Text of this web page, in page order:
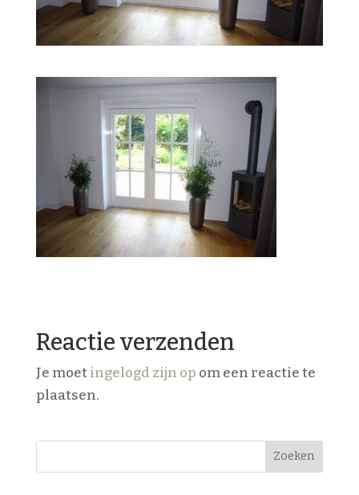
Reactie verzenden
Je moetingelogd zijn op om een reactie te
plaatsen.